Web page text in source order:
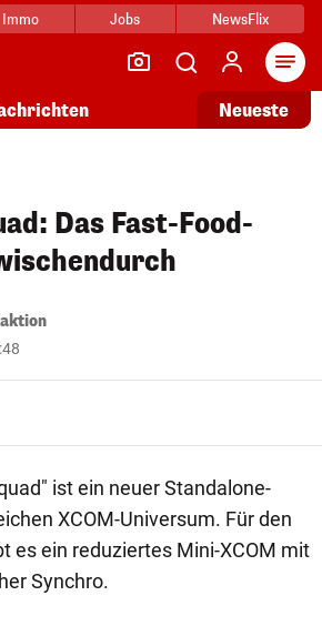
Immo Jobs NewsFlix
Neueste
Das Fast-Food-
ist ein neuer Standalone-
XCOM-Universum. Für den
es ein reduziertes Mini-XCOM mit
Synchro.